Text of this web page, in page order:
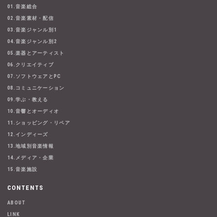
01.音楽総合
02.音楽素材・配信
03.音楽ジャンル別1
04.音楽ジャンル別2
05.楽器とアーティスト
06.クリエイティブ
07.ソフトウェアとPC
08.コミュニケーション
09.学ぶ・教える
10.音響とオーディオ
11.ショッピング・リペア
12.インディーズ
13.地域別音楽情報
14.メディア・企業
15.音楽施設
CONTENTS
ABOUT
LINK